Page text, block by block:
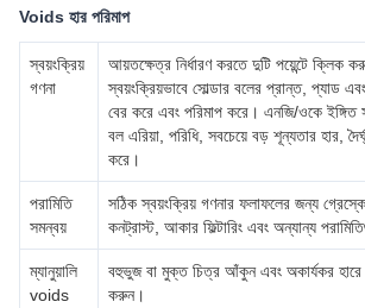
Voids হার পরিমাপ
স্বয়ংক্রিয়
গণনা
আয়তক্ষেত্র নির্ধারণ করতে দুটি পয়েন্টে ক্লিক
স্বয়ংক্রিয়ভাবে সোল্ডার বলের প্রান্ত, প্যাড
বের করে এবং পরিমাপ করে। এনজি/ওকে ইঙ্গিত
বল এরিয়া, পরিধি, সবচেয়ে বড় শূন্যতার হার,
করে।
পরামিতি
সমন্বয়
সঠিক স্বয়ংক্রিয় গণনার ফলাফলের জন্য
কনট্রাস্ট, আকার ফিল্টারিং এবং অন্যান্য
ম্যানুয়ালি
voids
বহুভুজ বা মুক্ত চিত্র আঁকুন এবং অকার্যকর হারে
করুন।